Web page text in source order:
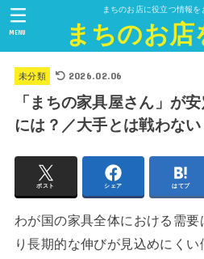
まちのお店に役立つ情報を
まちのお店
MENU
未分類 2026.02.06
「まちの家具屋さん」が
には？／大手とは戦わない
ポスト シェア はてブ
わが国の家具全体における需
り長期的な伸びが見込めにく